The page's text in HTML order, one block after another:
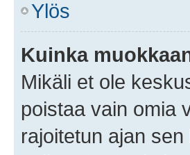
Ylös
Kuinka
Mikäli et ole
poistaa vain omia
rajoitetun ajan